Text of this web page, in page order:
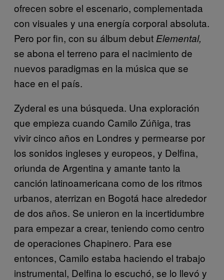
ofrecen sobre el escenario, complementada
con visuales y una energía corporal absoluta.
Pero por fin, con su álbum debut Elemental,
se abona el terreno para el nacimiento de
nuevos paradigmas en la música que se
hace en el país.
Zyderal es una búsqueda. Una exploración
que empieza cuando Camilo Zúñiga, tras
vivir cinco años en Londres y permearse por
los sonidos ingleses y europeos, y Delfina,
oriunda de Argentina y amante tanto la
canción latinoamericana como de los ritmos
urbanos, aterrizan en Bogotá hace alrededor
de dos años. Se unieron en la incertidumbre
para empezar a crear, teniendo como centro
de operaciones Chapinero. Para ese
entonces, Camilo estaba haciendo el trabajo
instrumental, Delfina lo escuchó, se lo llevó y